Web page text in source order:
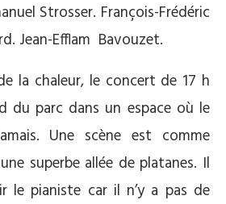
Strosser. François-Frédéric
Jean-Efflam Bavouzet.
la chaleur, le concert de 17 h
du parc dans un espace où le
Une scène est comme
superbe allée de platanes. Il
le pianiste car il n’y a pas de